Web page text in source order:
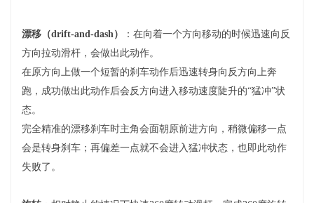
漂移（drift-and-dash）
：在向着一个方向移动的时候迅速向反
方向拉动滑杆，会做出此动作。
在原方向上做一个短暂的刹车动作后迅速转身向反方向上奔
跑，成功做出此动作后会反方向进入移动速度陡升的“猛冲”状
态。
完全精准的漂移刹车时主角会面朝原前进方向，稍微偏移一点
会是转身刹车；再偏差一点就不会进入猛冲状态，也即此动作
失败了。